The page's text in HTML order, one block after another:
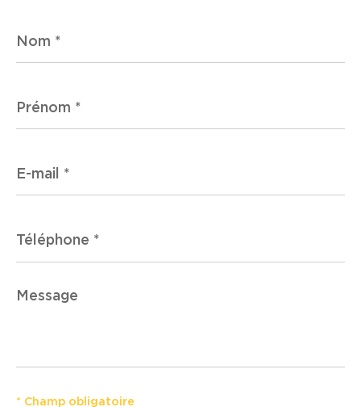
*
*
mail
*
Message
*
* Champ obligatoire